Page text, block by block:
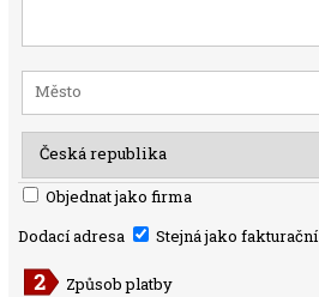
Objednat jako firma
Dodací adresa
Stejná jako fakturační
Způsob platby